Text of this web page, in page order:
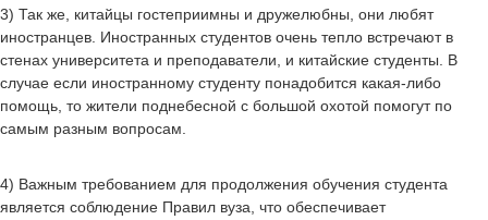
3) Так же, китайцы гостеприимны и дружелюбны, они любят
иностранцев. Иностранных студентов очень тепло встречают в
стенах университета и преподаватели, и китайские студенты. В
случае если иностранному студенту понадобится какая-либо
помощь, то жители поднебесной с большой охотой помогут по
самым разным вопросам.
4) Важным требованием для продолжения обучения студента
является соблюдение Правил вуза, что обеспечивает